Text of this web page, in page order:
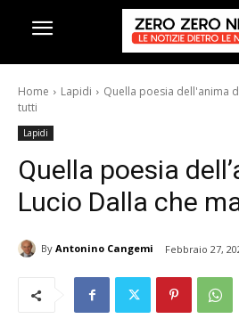
Home Lapidi
Quella poesia dell'anima
tutti
Lapidi
Quella poesia
Lucio Dalla che
By Antonino Cangemi Febbraio 27,